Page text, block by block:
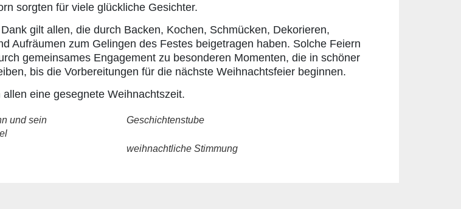
sorgten für viele glückliche Gesichter.
gilt allen, die durch Backen, Kochen, Schmücken, Dekorieren,
Aufräumen zum Gelingen des Festes beigetragen haben. Solche Feiern
gemeinsames Engagement zu besonderen Momenten, die in schöner
bis die Vorbereitungen für die nächste Weihnachtsfeier beginnen.
eine gesegnete Weihnachtszeit.
und sein
Geschichtenstube
weihnachtliche Stimmung